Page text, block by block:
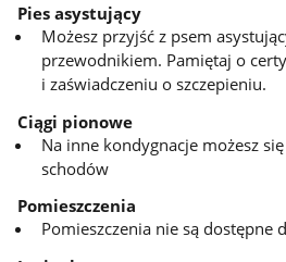
Pies asystujący
Możesz przyjść z psem
przewodnikiem. Pamiętaj o
i zaświadczeniu o szczepieniu.
Ciągi pionowe
Na inne kondygnacje możesz
schodów
Pomieszczenia
Pomieszczenia nie są dostępne